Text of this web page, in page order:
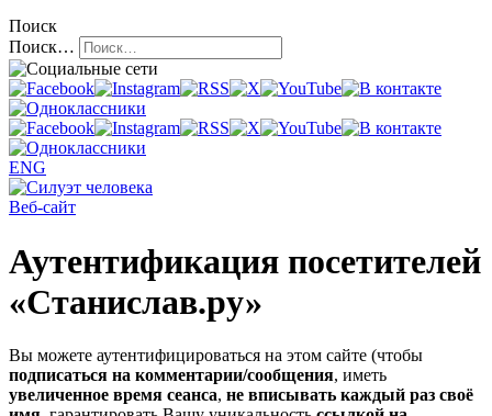
Поиск
Поиск…
ENG
Веб-сайт
Аутентификация посетителей
«Станислав.ру»
Вы можете аутентифицироваться на этом сайте (чтобы
подписаться на комментарии/сообщения, иметь
увеличенное время сеанса, не вписывать каждый раз своё